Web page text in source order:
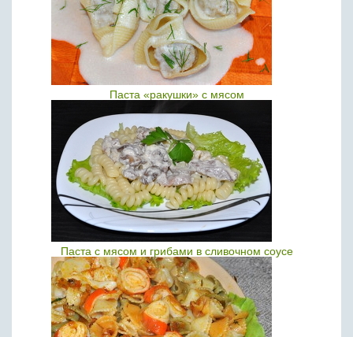
Паста «ракушки» с мясом
Паста с мясом и грибами в сливочном соусе